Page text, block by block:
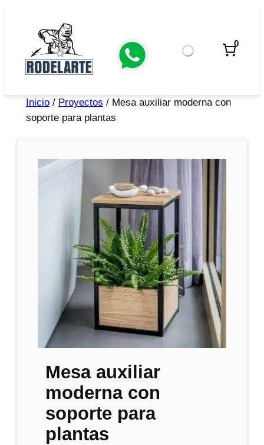
0
Inicio/ Proyectos / Mesa auxiliar moderna con
soporte para plantas
Mesa auxiliar
moderna con
soporte para
plantas